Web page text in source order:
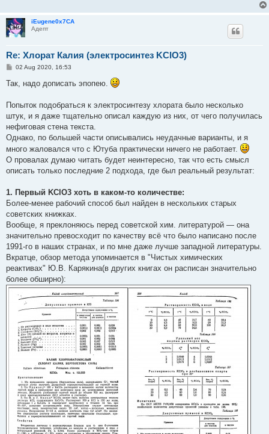
iEugene0x7CA
Адепт
Re: Хлорат Калия (электросинтез KClO3)
P
s
t
02 Aug 2020, 16:53
Так, надо дописать эпопею.
Попыток подобраться к электросинтезу хлората было несколько
штук, и я даже тщательно описал каждую из них, от чего получилась
нефиговая стена текста.
Однако, по большей части описывались неудачные варианты, и я
много жаловался что с Ютуба практически ничего не работает.
О провалах думаю читать будет неинтересно, так что есть смысл
описать только последние 2 подхода, где был реальный результат:
1. Первый KClO3 хоть в каком-то количестве:
Более-менее рабочий способ был найден в нескольких старых
советских книжках.
Вообще, я преклоняюсь перед советской хим. литературой — она
значительно превосходит по качеству всё что было написано после
1991-го в наших странах, и по мне даже лучше западной литературы.
Вкратце, обзор метода упоминается в "Чистых химических
реактивах" Ю.В. Карякина(в других книгах он расписан значительно
более обширно):